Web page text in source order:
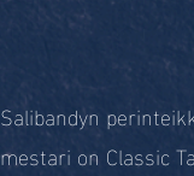
Salibandyn
mestari on Classic